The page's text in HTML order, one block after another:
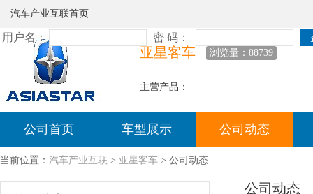
汽车产业互联首页
亚星客车 浏览量：88739
主营产品：
公司首页 车型展示 公司动态
当前位置： 汽车产业互联 > 亚星客车 > 公司动态
公司动态